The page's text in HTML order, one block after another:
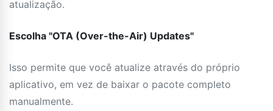
atualização.
Escolha "OTA (Over-the-Air) Updates"
Isso permite que você atualize através do próprio
aplicativo, em vez de baixar o pacote completo
manualmente.